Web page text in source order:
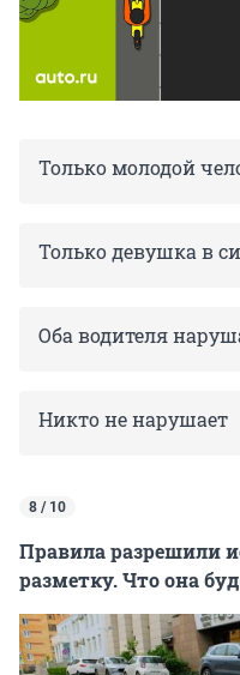
Только молодой
Только девушка в
Оба водителя
Никто не нарушает
8 / 10
Правила разрешили
разметку. Что она